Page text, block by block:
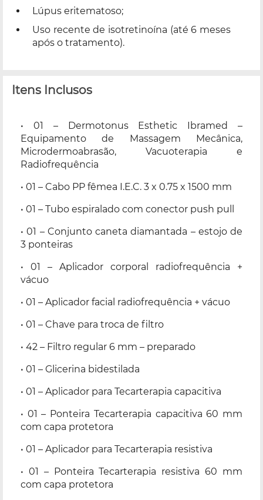
Lúpus eritematoso;
Uso recente de isotretinoína (até 6 meses
após o tratamento).
Itens Inclusos
• 01 – Dermotonus Esthetic Ibramed –
Equipamento de Massagem Mecânica,
Microdermoabrasão, Vacuoterapia e
Radiofrequência
• 01 – Cabo PP fêmea I.E.C. 3 x 0.75 x 1500 mm
• 01 – Tubo espiralado com conector push pull
• 01 – Conjunto caneta diamantada – estojo de
3 ponteiras
• 01 – Aplicador corporal radiofrequência +
vácuo
• 01 – Aplicador facial radiofrequência + vácuo
• 01 – Chave para troca de filtro
• 42 – Filtro regular 6 mm – preparado
• 01 – Glicerina bidestilada
• 01 – Aplicador para Tecarterapia capacitiva
• 01 – Ponteira Tecarterapia capacitiva 60 mm
com capa protetora
• 01 – Aplicador para Tecarterapia resistiva
• 01 – Ponteira Tecarterapia resistiva 60 mm
com capa protetora